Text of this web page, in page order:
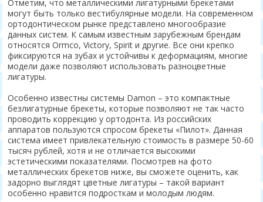
Отметим, что металлическими лигатурными брекетами
могут быть только вестибулярные модели. На современном
ортодонтическом рынке представлено многообразие
данных систем. К самым известным зарубежным брендам
относятся Ormco, Victory, Spirit и другие. Все они крепко
фиксируются на зубах и устойчивы к деформациям, многие
модели даже позволяют использовать разноцветные
лигатуры.
Особенно известны системы Damon – это компактные
безлигатурные брекеты, которые позволяют не так часто
проводить коррекцию у ортодонта. Из российских
аппаратов пользуются спросом брекеты «Пилот». Данная
система имеет привлекательную стоимость в размере 50-60
тысяч рублей, хотя и не отличается высокими
эстетическими показателями. Посмотрев на фото
металлических брекетов ниже, вы сможете оценить, как
задорно выглядят цветные лигатуры – такой вариант
особенно нравится подросткам и молодым людям.